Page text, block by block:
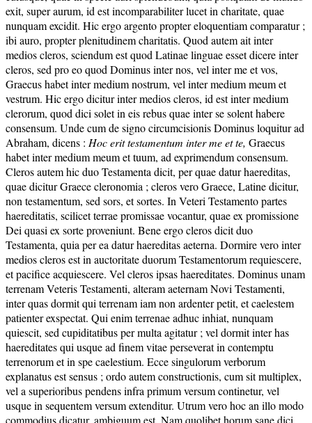
exit, super aurum, id est incomparabiliter lucet in charitate, quae
nunquam excidit. Hic ergo argento propter eloquentiam comparatur ;
ibi auro, propter plenitudinem charitatis. Quod autem ait inter
medios cleros, sciendum est quod Latinae linguae esset dicere inter
cleros, sed pro eo quod Dominus inter nos, vel inter me et vos,
Graecus habet inter medium nostrum, vel inter medium meum et
vestrum. Hic ergo dicitur inter medios cleros, id est inter medium
clerorum, quod dici solet in eis rebus quae inter se solent habere
consensum. Unde cum de signo circumcisionis Dominus loquitur ad
Abraham, dicens : Hoc erit testamentum inter me et te, Graecus
habet inter medium meum et tuum, ad exprimendum consensum.
Cleros autem hic duo Testamenta dicit, per quae datur haereditas,
quae dicitur Graece cleronomia ; cleros vero Graece, Latine dicitur,
non testamentum, sed sors, et sortes. In Veteri Testamento partes
haereditatis, scilicet terrae promissae vocantur, quae ex promissione
Dei quasi ex sorte proveniunt. Bene ergo cleros dicit duo
Testamenta, quia per ea datur haereditas aeterna. Dormire vero inter
medios cleros est in auctoritate duorum Testamentorum requiescere,
et pacifice acquiescere. Vel cleros ipsas haereditates. Dominus unam
terrenam Veteris Testamenti, alteram aeternam Novi Testamenti,
inter quas dormit qui terrenam iam non ardenter petit, et caelestem
patienter exspectat. Qui enim terrenae adhuc inhiat, nunquam
quiescit, sed cupiditatibus per multa agitatur ; vel dormit inter has
haereditates qui usque ad finem vitae perseverat in contemptu
terrenorum et in spe caelestium. Ecce singulorum verborum
explanatus est sensus ; ordo autem constructionis, cum sit multiplex,
vel a superioribus pendens infra primum versum continetur, vel
usque in sequentem versum extenditur. Utrum vero hoc an illo modo
commodius dicatur, ambiguum est. Nam quolibet horum sane dici